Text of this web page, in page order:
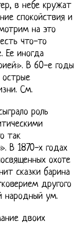
в небе кружат
спокойствия и
на это
что-то
Ее иногда
В 60-е годы
острые
См.
роль
так
В 1870-х годах
охоте
сказки барина
другого
народный ум.
двоих